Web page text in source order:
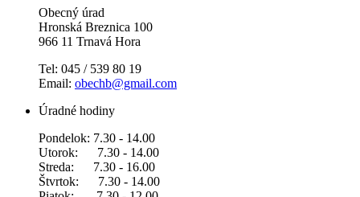
Obecný úrad
Hronská Breznica 100
966 11 Trnavá Hora
Tel: 045 / 539 80 19
Email: obechb@gmail.com
Úradné hodiny
Pondelok: 7.30 - 14.00
Utorok: 7.30 - 14.00
Streda: 7.30 - 16.00
Štvrtok: 7.30 - 14.00